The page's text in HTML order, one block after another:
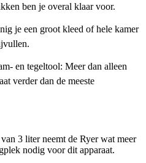
ben je overal klaar voor.
je een groot kleed of hele kamer
en tegeltool: Meer dan alleen
verder dan de meeste
3 liter neemt de Ryer wat meer
nodig voor dit apparaat.